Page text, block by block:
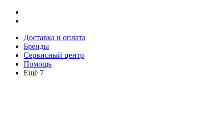
Доставка и оплата
Бренды
Сервисный центр
Помощь
Ещё 7